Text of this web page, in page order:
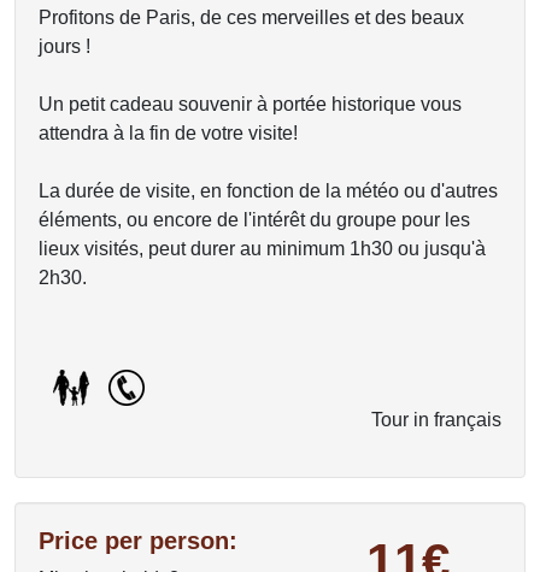
Profitons de Paris, de ces merveilles et des beaux
jours !
Un petit cadeau souvenir à portée historique vous
attendra à la fin de votre visite!
La durée de visite, en fonction de la météo ou d'autres
éléments, ou encore de l'intérêt du groupe pour les
lieux visités, peut durer au minimum 1h30 ou jusqu'à
2h30.
Tour in français
Price per person: